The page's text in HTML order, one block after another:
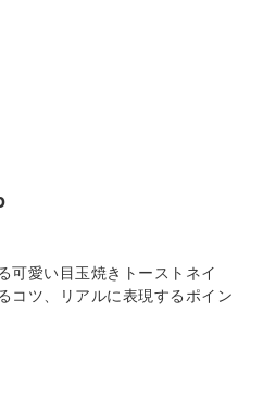
可愛い目玉焼きトーストネイ
コツ、リアルに表現するポイン